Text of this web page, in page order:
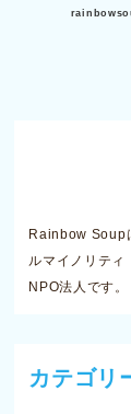
Rainbow Soup
ルマイノリティ
NPO法人です。
カテゴリ